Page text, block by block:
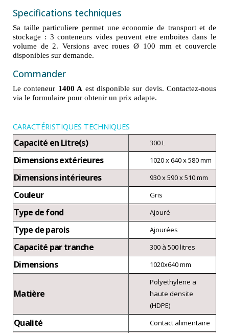
Specifications techniques
Sa taille particuliere permet une economie de transport et de
stockage : 3 conteneurs vides peuvent etre emboites dans le
volume de 2. Versions avec roues Ø 100 mm et couvercle
disponibles sur demande.
Commander
Le conteneur 1400 A est disponible sur devis. Contactez-nous
via le formulaire pour obtenir un prix adapte.
CARACTÉRISTIQUES TECHNIQUES
Capacité en Litre(s) 300 L
Dimensions extérieures 1020 x 640 x 580 mm
Dimensions intérieures 930 x 590 x 510 mm
Couleur Gris
Type de fond Ajouré
Type de parois Ajourées
Capacité par tranche 300 à 500 litres
Dimensions 1020x640 mm
Matière
Polyethylene a
haute densite
(HDPE)
Qualité Contact alimentaire